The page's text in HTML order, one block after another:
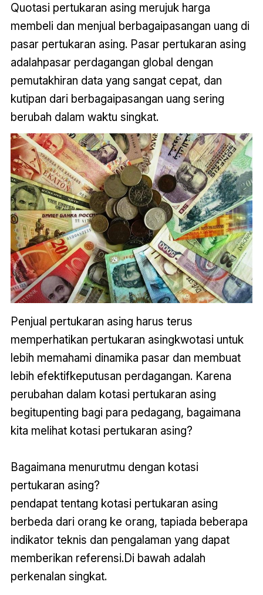
Quotasi pertukaran asing merujuk harga
membeli dan menjual berbagaipasangan uang di
pasar pertukaran asing. Pasar pertukaran asing
adalahpasar perdagangan global dengan
pemutakhiran data yang sangat cepat, dan
kutipan dari berbagaipasangan uang sering
berubah dalam waktu singkat.
Penjual pertukaran asing harus terus
memperhatikan pertukaran asingkwotasi untuk
lebih memahami dinamika pasar dan membuat
lebih efektifkeputusan perdagangan. Karena
perubahan dalam kotasi pertukaran asing
begitupenting bagi para pedagang, bagaimana
kita melihat kotasi pertukaran asing?
Bagaimana menurutmu dengan kotasi
pertukaran asing?
pendapat tentang kotasi pertukaran asing
berbeda dari orang ke orang, tapiada beberapa
indikator teknis dan pengalaman yang dapat
memberikan referensi.Di bawah adalah
perkenalan singkat.